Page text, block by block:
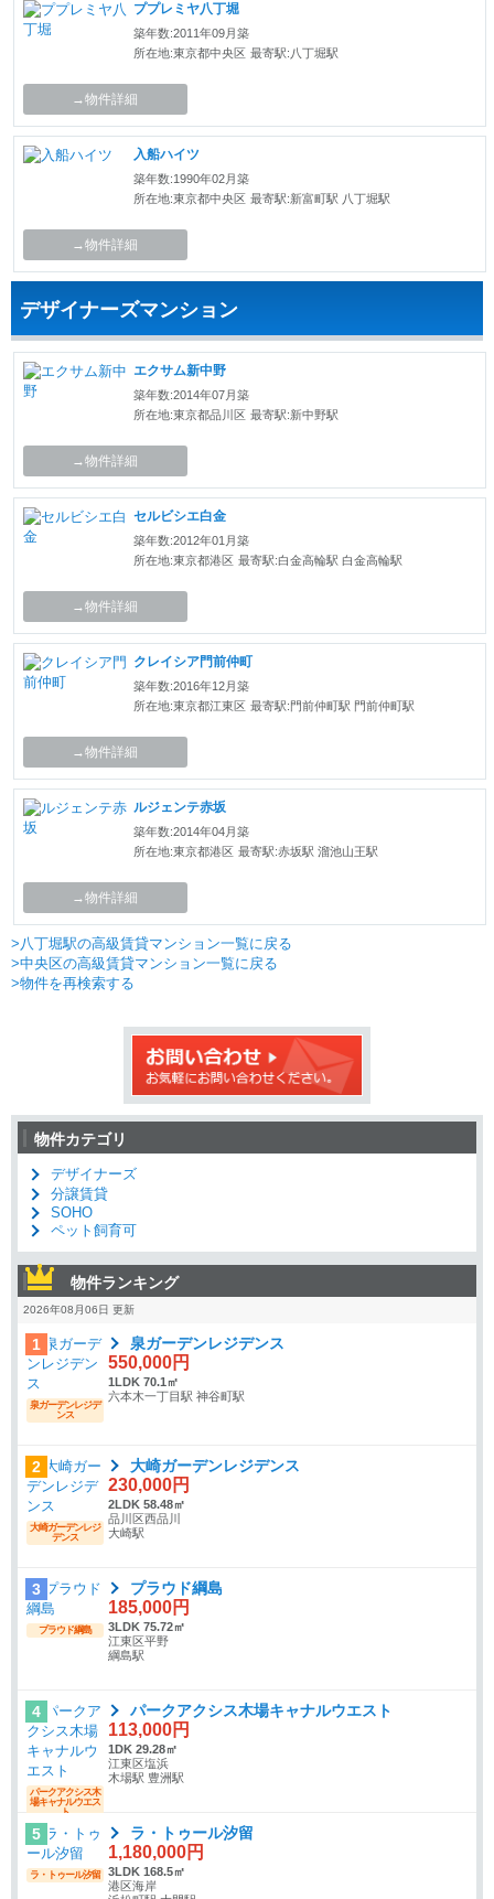
ププレミヤ八丁堀
築年数:2011年09月築
所在地:東京都中央区 最寄駅:八丁堀駅
→物件詳細
入船ハイツ
築年数:1990年02月築
所在地:東京都中央区 最寄駅:新富町駅 八丁堀駅
→物件詳細
デザイナーズマンション
エクサム新中野
築年数:2014年07月築
所在地:東京都品川区 最寄駅:新中野駅
→物件詳細
セルビシエ白金
築年数:2012年01月築
所在地:東京都港区 最寄駅:白金高輪駅 白金高輪駅
→物件詳細
クレイシア門前仲町
築年数:2016年12月築
所在地:東京都江東区 最寄駅:門前仲町駅 門前仲町駅
→物件詳細
ルジェンテ赤坂
築年数:2014年04月築
所在地:東京都港区 最寄駅:赤坂駅 溜池山王駅
→物件詳細
>八丁堀駅の高級賃貸マンション一覧に戻る
>中央区の高級賃貸マンション一覧に戻る
>物件を再検索する
物件カテゴリ
デザイナーズ
分譲賃貸
SOHO
ペット飼育可
物件ランキング
2026年08月06日 更新
1
泉ガーデンレジデ
ンス
泉ガーデンレジデンス
550,000円
1LDK 70.1㎡
六本木一丁目駅 神谷町駅
2
大崎ガーデンレジ
デンス
大崎ガーデンレジデンス
230,000円
2LDK 58.48㎡
品川区西品川
大崎駅
3
プラウド綱島
プラウド綱島
185,000円
3LDK 75.72㎡
江東区平野
綱島駅
4
パークアクシス木
場キャナルウエス
ト
パークアクシス木場キャナルウエスト
113,000円
1DK 29.28㎡
江東区塩浜
木場駅 豊洲駅
5
ラ・トゥール汐留
ラ・トゥール汐留
1,180,000円
3LDK 168.5㎡
港区海岸